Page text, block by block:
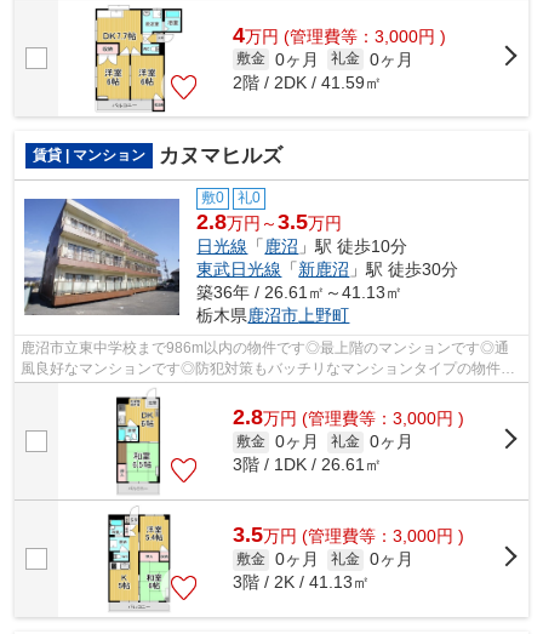
4万円 (管理費等：3,000円 )
敷金 0ヶ月 礼金 0ヶ月
2階 / 2DK / 41.59㎡
賃貸 | マンション カヌマヒルズ
敷0 礼0
2.8万円～3.5万円
日光線 「 鹿沼 」駅 徒歩10分
東武日光線 「新鹿沼 」駅 徒歩30分
築36年 / 26.61㎡～41.13㎡
栃木県鹿沼市 上野町
鹿沼市立東中学校まで986m以内の物件です◎最上階のマンションです◎通
風良好なマンションです◎防犯対策もバッチリなマンションタイプの物件で
す◎賃貸物件をお探しの方は、ぜひ当社にお...
2.8万円 (管理費等：3,000円 )
敷金 0ヶ月 礼金 0ヶ月
3階 / 1DK / 26.61㎡
3.5万円 (管理費等：3,000円 )
敷金 0ヶ月 礼金 0ヶ月
3階 / 2K / 41.13㎡